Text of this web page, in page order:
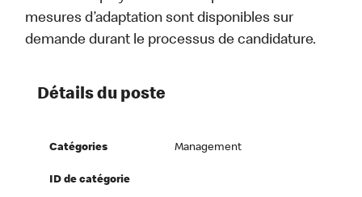
mesures d’adaptation sont disponibles sur
demande durant le processus de candidature.
Détails du poste
Catégories Management
ID de catégorie